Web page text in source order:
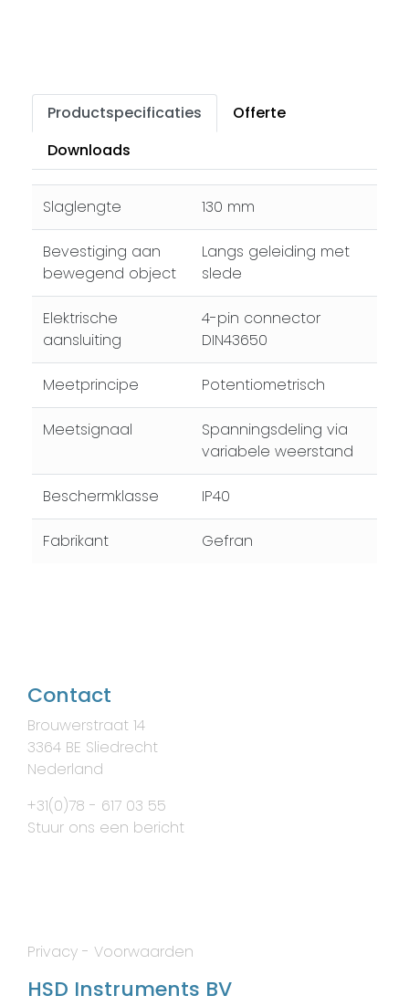
Productspecificaties
Offerte
Downloads
Slaglengte 130 mm
Bevestiging aan
bewegend object
Langs geleiding met
slede
Elektrische
aansluiting
4-pin connector
DIN43650
Meetprincipe Potentiometrisch
Meetsignaal
Spanningsdeling via
variabele weerstand
Beschermklasse IP40
Fabrikant Gefran
Contact
Brouwerstraat 14
3364 BE Sliedrecht
Nederland
+31(0)78 - 617 03 55
Stuur ons een bericht
Privacy - Voorwaarden
HSD Instruments BV